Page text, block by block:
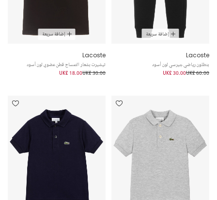
إضافة سريعة
Lacoste
بنطلون رياضي جيرسي لون أسود
UK£ 60.00
UK£ 30.00
إضافة سريعة
Lacoste
تيشيرت بشعار التمساح قطن عضوي لون أسود
UK£ 30.00
UK£ 18.00